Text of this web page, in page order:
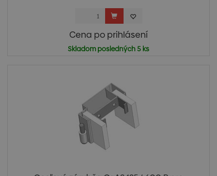
Cena po prihlásení
Skladom posledných 5 ks